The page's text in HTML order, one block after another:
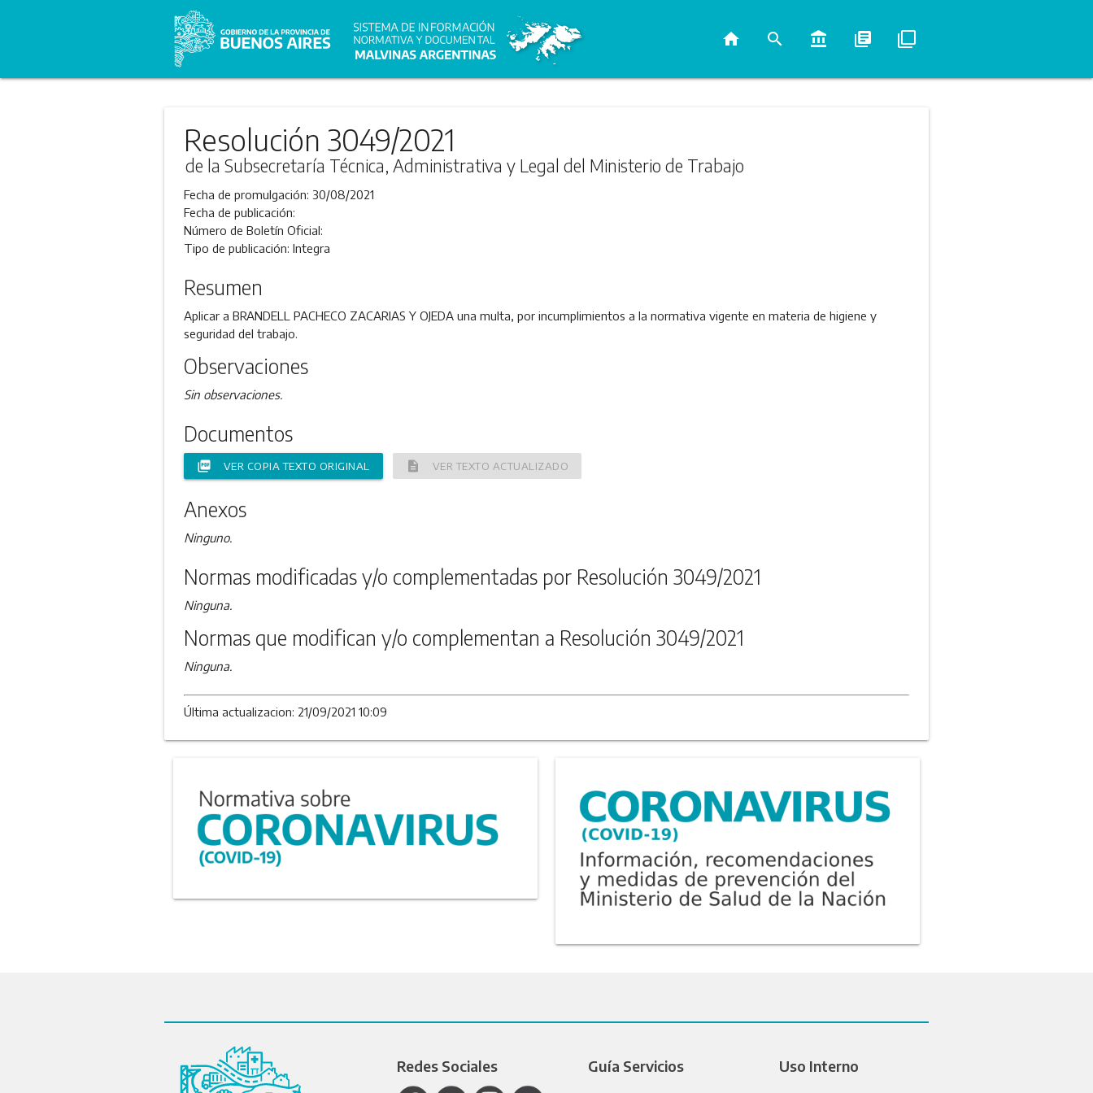
home search account_balance library_books filter_none
Resolución 3049/2021
de la Subsecretaría Técnica, Administrativa y Legal del Ministerio de Trabajo
Fecha de promulgación: 30/08/2021
Fecha de publicación:
Número de Boletín Oficial:
Tipo de publicación: Integra
Resumen
Aplicar a BRANDELL PACHECO ZACARIAS Y OJEDA una multa, por incumplimientos a la normativa vigente en materia de higiene y
seguridad del trabajo.
Observaciones
Sin observaciones.
Documentos
picture_as_pdf VER COPIA TEXTO ORIGINAL description VER TEXTO ACTUALIZADO
Anexos
Ninguno.
Normas modificadas y/o complementadas por Resolución 3049/2021
Ninguna.
Normas que modifican y/o complementan a Resolución 3049/2021
Ninguna.
Última actualizacion: 21/09/2021 10:09
Redes Sociales Guía Servicios Uso Interno